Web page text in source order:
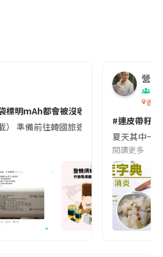
標明mAh都會被沒收😱出發前切記檢查
） 準備前往韓國旅遊的民眾，近期要
營養
香港
#連皮帶籽
夏天其中一
閱讀更多